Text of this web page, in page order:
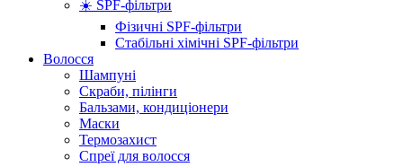
☀️ SPF-фільтри
Фізичні SPF-фільтри
Стабільні хімічні SPF-фільтри
Волосся
Шампуні
Скраби, пілінги
Бальзами, кондиціонери
Маски
Термозахист
Спреї для волосся